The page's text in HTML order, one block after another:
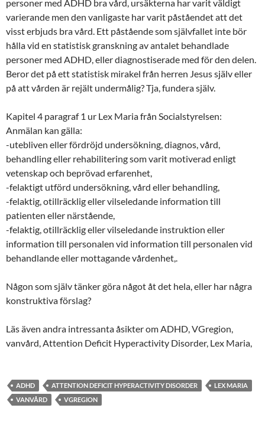
personer med ADHD bra vård, ursäkterna har varit väldigt
varierande men den vanligaste har varit påståendet att det
visst erbjuds bra vård. Ett påstående som självfallet inte bör
hålla vid en statistisk granskning av antalet behandlade
personer med ADHD, eller diagnostiserade med för den delen.
Beror det på ett statistisk mirakel från herren Jesus själv eller
på att vården är rejält undermålig? Tja, fundera själv.
Kapitel 4 paragraf 1 ur Lex Maria från Socialstyrelsen:
Anmälan kan gälla:
-utebliven eller fördröjd undersökning, diagnos, vård,
behandling eller rehabilitering som varit motiverad enligt
vetenskap och beprövad erfarenhet,
-felaktigt utförd undersökning, vård eller behandling,
-felaktig, otillräcklig eller vilseledande information till
patienten eller närstående,
-felaktig, otillräcklig eller vilseledande instruktion eller
information till personalen vid information till personalen vid
behandlande eller mottagande vårdenhet,.
Någon som själv tänker göra något åt det hela, eller har några
konstruktiva förslag?
Läs även andra intressanta åsikter om ADHD, VGregion,
vanvård, Attention Deficit Hyperactivity Disorder, Lex Maria,
ADHD ATTENTION DEFICIT HYPERACTIVITY DISORDER
LEX MARIA
VANVÅRD
VGREGION